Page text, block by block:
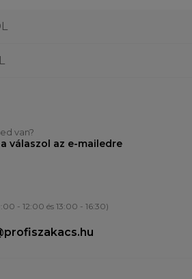
van?
válaszol az e-mailedre
- 12:00 és 13:00 - 16:30)